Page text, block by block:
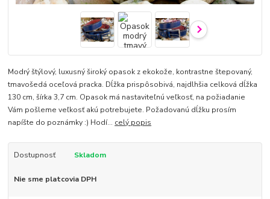
Modrý štýlový, luxusný široký opasok z ekokože, kontrastne štepovaný,
tmavošedá oceľová pracka. Dĺžka prispôsobivá, najdlhšia celková dĺžka
130 cm, šírka 3,7 cm. Opasok má nastaviteľnú veľkosť, na požiadanie
Vám pošleme veľkosť akú potrebujete. Požadovanú dĺžku prosím
napíšte do poznámky :) Hodí... celý popis
Dostupnosť Skladom
Nie sme platcovia DPH